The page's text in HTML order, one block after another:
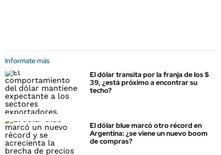
Informate más
El dólar transita por la franja de los $
39, ¿está próximo a encontrar su
techo?
El dólar blue marcó otro récord en
Argentina: ¿se viene un nuevo boom
de compras?